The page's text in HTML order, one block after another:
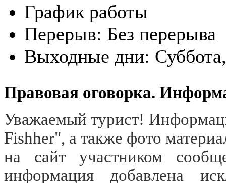
График работы
Перерыв: Без перерыва
Выходные дни:
Правовая оговорка.
Уважаемый турист!
Fishher", а также фото
на сайт участником
информация добавлена